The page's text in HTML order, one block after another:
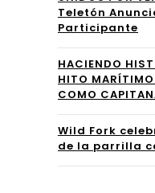
con
trá
Teletón
Participante
HACIENDO
HITO MARÍTIMO
COMO
Wild Fork
de la parrilla